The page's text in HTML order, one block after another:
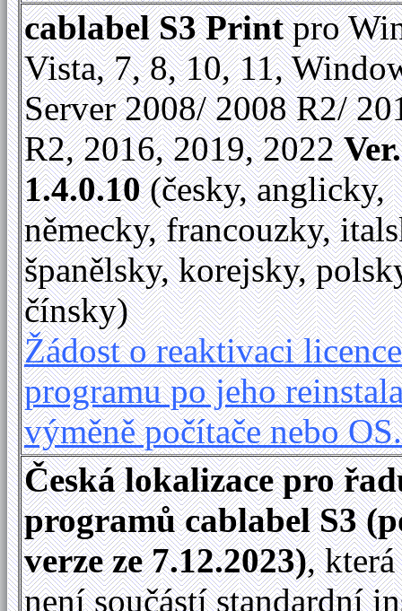
cablabel S3 Printpro
Vista, 7, 8, 10, 11,
Server 2008/ 2008 R2/
R2, 2016, 2019, 2022Ver.
1.4.0.10(česky, anglicky,
německy, francouzky,
španělsky, korejsky,
čínsky)
Žádost o reaktivaci licence
programu po jeho
výměně počítače nebo
Česká lokalizace pro
programů cablabel S3
verze ze 7.12.2023),
není součástí standardní